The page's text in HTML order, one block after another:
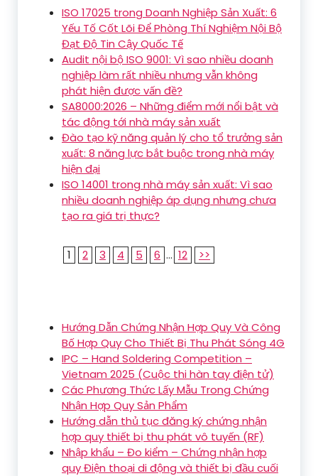
ISO 17025 trong Doanh Nghiệp Sản Xuất: 6
Yếu Tố Cốt Lõi Để Phòng Thí Nghiệm Nội Bộ
Đạt Độ Tin Cậy Quốc Tế
Audit nội bộ ISO 9001: Vì sao nhiều doanh
nghiệp làm rất nhiều nhưng vẫn không
phát hiện được vấn đề?
SA8000:2026 – Những điểm mới nổi bật và
tác động tới nhà máy sản xuất
Đào tạo kỹ năng quản lý cho tổ trưởng sản
xuất: 8 năng lực bắt buộc trong nhà máy
hiện đại
ISO 14001 trong nhà máy sản xuất: Vì sao
nhiều doanh nghiệp áp dụng nhưng chưa
tạo ra giá trị thực?
1 2 3 4 5 6 ... 12 >>
Hướng Dẫn Chứng Nhận Hợp Quy Và Công
Bố Hợp Quy Cho Thiết Bị Thu Phát Sóng 4G
IPC – Hand Soldering Competition –
Vietnam 2025 (Cuộc thi hàn tay điện tử)
Các Phương Thức Lấy Mẫu Trong Chứng
Nhận Hợp Quy Sản Phẩm
Hướng dẫn thủ tục đăng ký chứng nhận
hợp quy thiết bị thu phát vô tuyến (RF)
Nhập khẩu – Đo kiểm – Chứng nhận hợp
quy Điện thoại di động và thiết bị đầu cuối